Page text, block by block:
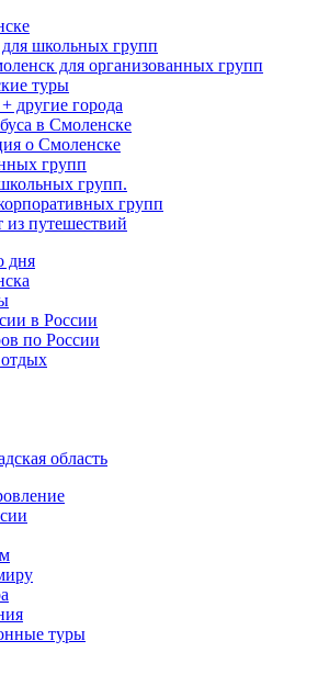
школьных групп
для организованных групп
туры
другие города
в Смоленске
о Смоленске
групп
групп.
групп
из путешествий
дня
в России
по России
область
туры